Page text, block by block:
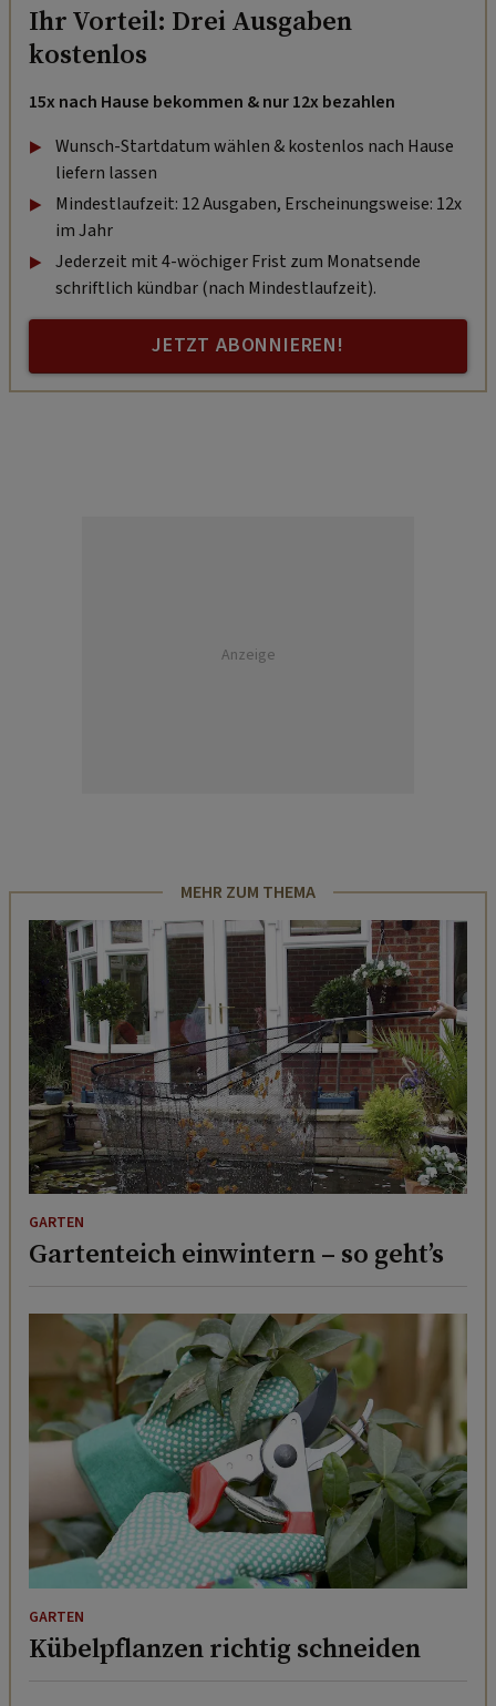
Ihr Vorteil: Drei Ausgaben
kostenlos
15x nach Hause bekommen & nur 12x bezahlen
Wunsch-Startdatum wählen & kostenlos nach Hause
liefern lassen
Mindestlaufzeit: 12 Ausgaben, Erscheinungsweise: 12x
im Jahr
Jederzeit mit 4-wöchiger Frist zum Monatsende
schriftlich kündbar (nach Mindestlaufzeit).
JETZT ABONNIEREN!
Anzeige
MEHR ZUM THEMA
GARTEN
Gartenteich einwintern – so geht’s
GARTEN
Kübelpflanzen richtig schneiden